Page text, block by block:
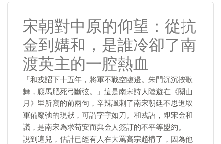
宋朝對中原的仰望：從抗
金到媾和，是誰冷卻了南
渡英主的一腔熱血
「和戎詔下十五年，將軍不戰空臨邊。朱門沉沉按歌
舞，廄馬肥死弓斷弦。」這是南宋詩人陸遊在《關山
月》里所寫的前兩句，辛辣諷刺了南宋朝廷不思進取
軍備廢弛的現狀，可謂字字如刀。和戎詔，即宋金和
議，是南宋為求苟安而與金人簽訂的不平等盟約。
說到這兒，估計已經有人在大罵高宗趙構了，因為他